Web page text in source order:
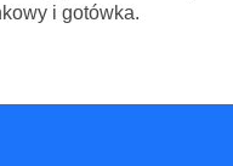
i gotówka.